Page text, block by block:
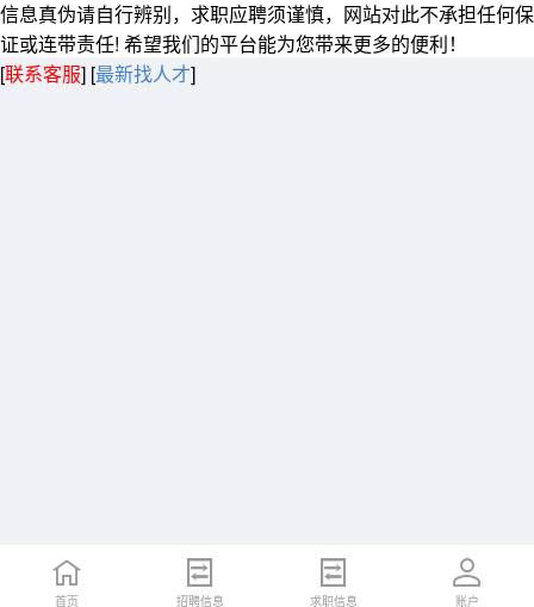
信息真伪请自行辨别，求职应聘须谨慎，网站对此不承担任何保
证或连带责任! 希望我们的平台能为您带来更多的便利！
[联系客服] [最新找人才]
首页 招聘信息 求职信息 账户